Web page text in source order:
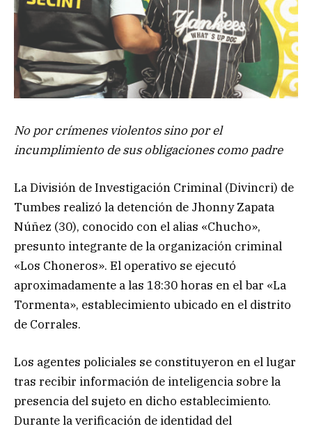
No por crímenes violentos sino por el
incumplimiento de sus obligaciones como padre
La División de Investigación Criminal (Divincri) de
Tumbes realizó la detención de Jhonny Zapata
Núñez (30), conocido con el alias «Chucho»,
presunto integrante de la organización criminal
«Los Choneros». El operativo se ejecutó
aproximadamente a las 18:30 horas en el bar «La
Tormenta», establecimiento ubicado en el distrito
de Corrales.
Los agentes policiales se constituyeron en el lugar
tras recibir información de inteligencia sobre la
presencia del sujeto en dicho establecimiento.
Durante la verificación de identidad del